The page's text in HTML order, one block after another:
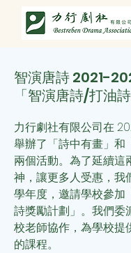
智演唐詩2021-
「智演唐詩/打油
力行劇社有限公司在
舉辦了「詩中有畫」和
兩個活動。為了延續這
神，讓更多人受惠，我
學年度，邀請學校參加
詩獎勵計劃」。我們委
校老師協作，為學校提
的課程。